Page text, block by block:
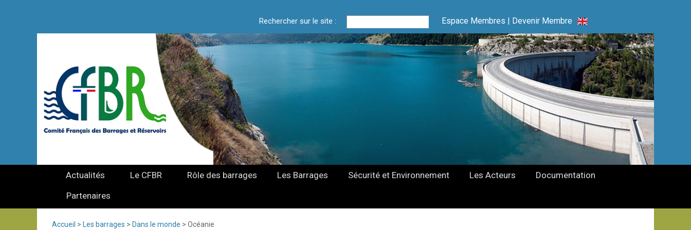
Rechercher sur le site : Espace Membres | Devenir Membre
Actualités Le CFBR Rôle des barrages Les Barrages Sécurité et Environnement Les Acteurs
Documentation
Partenaires
Accueil > Les barrages > Dans le monde > Océanie